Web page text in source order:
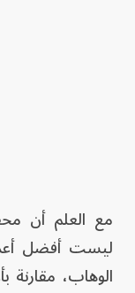
مع العلم أن
ليست أفضل
الوهاب،